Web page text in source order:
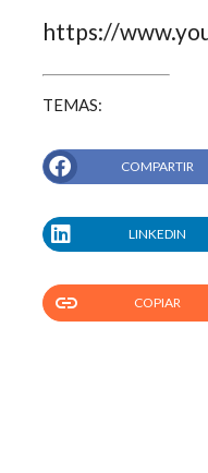
https://
TEMAS:
COMPARTIR
LINKEDIN
link COPIAR